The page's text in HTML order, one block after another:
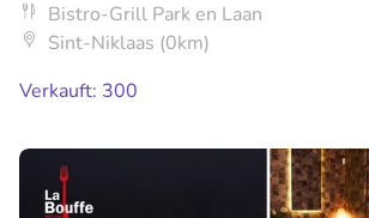
Bistro-Grill Park en Laan
Sint-Niklaas (0km)
Verkauft: 300